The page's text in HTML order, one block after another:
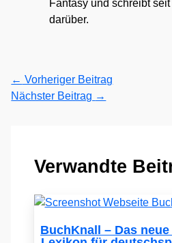
Fantasy und schreibt
darüber.
← Vorheriger Beitrag
Nächster Beitrag →
Verwandte
BuchKnall – Das